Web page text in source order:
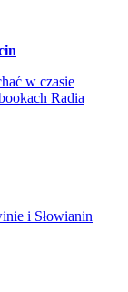
w czasie
Radia
i Słowianin